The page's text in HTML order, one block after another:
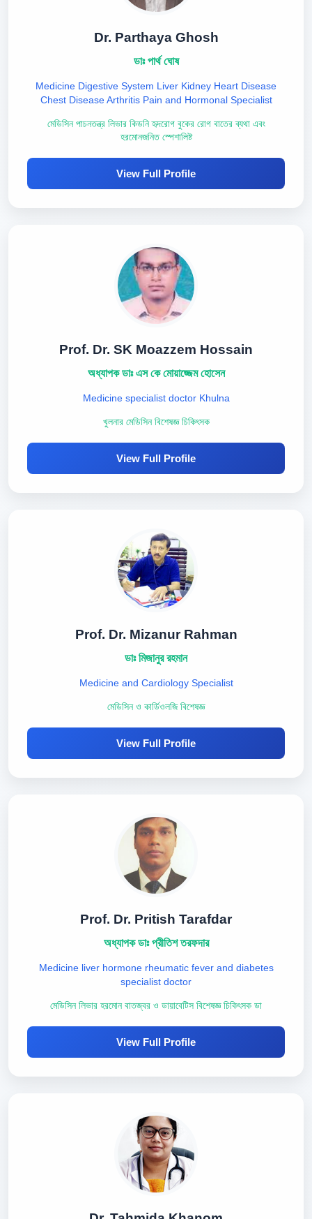
Dr. Parthaya Ghosh
ডাঃ পার্থ ঘোষ
Medicine Digestive System Liver Kidney Heart Disease
Chest Disease Arthritis Pain and Hormonal Specialist
মেডিসিন পাচনতন্ত্র লিভার কিডনি হৃদরোগ বুকের রোগ বাতের ব্যথা এবং
হরমোনজনিত স্পেশালিষ্ট
View Full Profile
Prof. Dr. SK Moazzem Hossain
অধ্যাপক ডাঃ এস কে মোয়াজ্জেম হোসেন
Medicine specialist doctor Khulna
খুলনার মেডিসিন বিশেষজ্ঞ চিকিৎসক
View Full Profile
Prof. Dr. Mizanur Rahman
ডাঃ মিজানুর রহমান
Medicine and Cardiology Specialist
মেডিসিন ও কার্ডিওলজি বিশেষজ্ঞ
View Full Profile
Prof. Dr. Pritish Tarafdar
অধ্যাপক ডাঃ প্রীতিশ তরফদার
Medicine liver hormone rheumatic fever and diabetes
specialist doctor
মেডিসিন লিভার হরমোন বাতজ্বর ও ডায়াবেটিস বিশেষজ্ঞ চিকিৎসক ডা
View Full Profile